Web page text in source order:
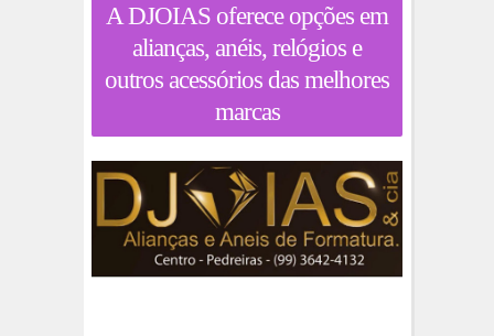
A DJOIAS oferece opções em
alianças, anéis, relógios e
outros acessórios das melhores
marcas